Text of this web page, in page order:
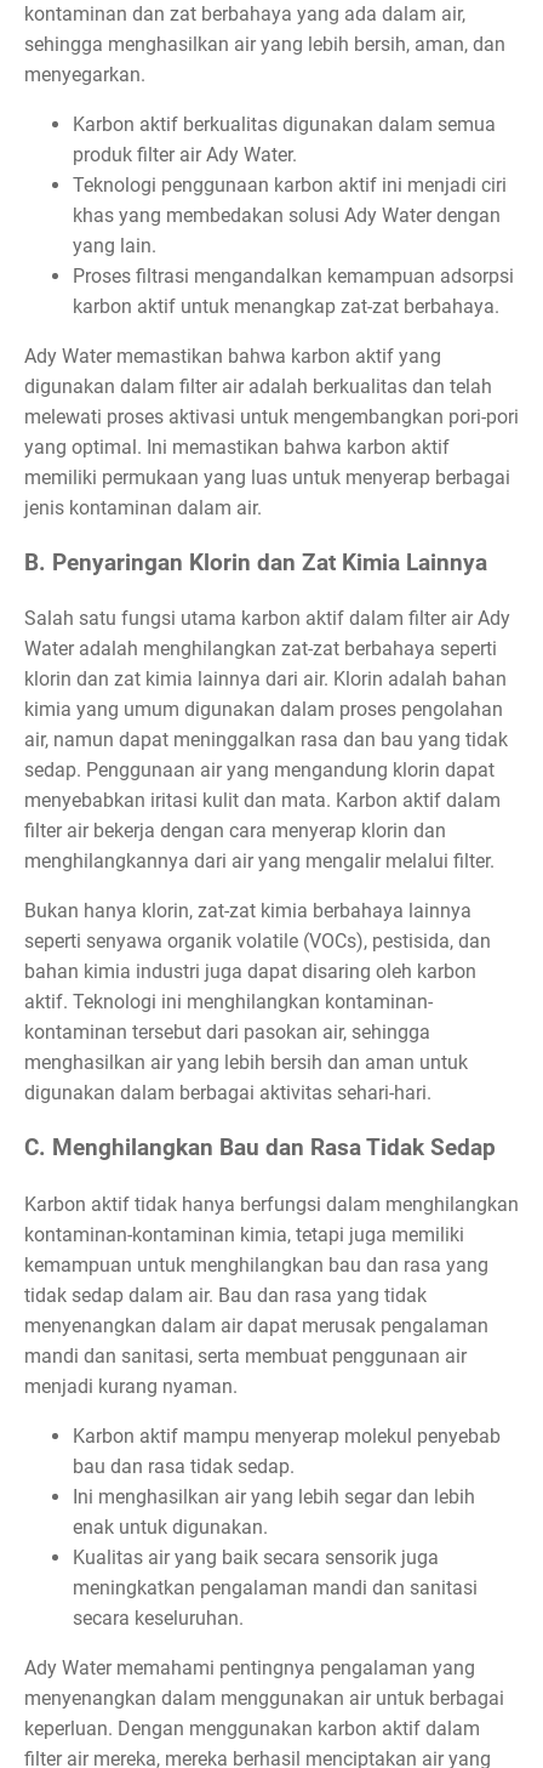
kontaminan dan zat berbahaya yang ada dalam air,
sehingga menghasilkan air yang lebih bersih, aman, dan
menyegarkan.
Karbon aktif berkualitas digunakan dalam semua
produk filter air Ady Water.
Teknologi penggunaan karbon aktif ini menjadi ciri
khas yang membedakan solusi Ady Water dengan
yang lain.
Proses filtrasi mengandalkan kemampuan adsorpsi
karbon aktif untuk menangkap zat-zat berbahaya.
Ady Water memastikan bahwa karbon aktif yang
digunakan dalam filter air adalah berkualitas dan telah
melewati proses aktivasi untuk mengembangkan pori-pori
yang optimal. Ini memastikan bahwa karbon aktif
memiliki permukaan yang luas untuk menyerap berbagai
jenis kontaminan dalam air.
B. Penyaringan Klorin dan Zat Kimia Lainnya
Salah satu fungsi utama karbon aktif dalam filter air Ady
Water adalah menghilangkan zat-zat berbahaya seperti
klorin dan zat kimia lainnya dari air. Klorin adalah bahan
kimia yang umum digunakan dalam proses pengolahan
air, namun dapat meninggalkan rasa dan bau yang tidak
sedap. Penggunaan air yang mengandung klorin dapat
menyebabkan iritasi kulit dan mata. Karbon aktif dalam
filter air bekerja dengan cara menyerap klorin dan
menghilangkannya dari air yang mengalir melalui filter.
Bukan hanya klorin, zat-zat kimia berbahaya lainnya
seperti senyawa organik volatile (VOCs), pestisida, dan
bahan kimia industri juga dapat disaring oleh karbon
aktif. Teknologi ini menghilangkan kontaminan-
kontaminan tersebut dari pasokan air, sehingga
menghasilkan air yang lebih bersih dan aman untuk
digunakan dalam berbagai aktivitas sehari-hari.
C. Menghilangkan Bau dan Rasa Tidak Sedap
Karbon aktif tidak hanya berfungsi dalam menghilangkan
kontaminan-kontaminan kimia, tetapi juga memiliki
kemampuan untuk menghilangkan bau dan rasa yang
tidak sedap dalam air. Bau dan rasa yang tidak
menyenangkan dalam air dapat merusak pengalaman
mandi dan sanitasi, serta membuat penggunaan air
menjadi kurang nyaman.
Karbon aktif mampu menyerap molekul penyebab
bau dan rasa tidak sedap.
Ini menghasilkan air yang lebih segar dan lebih
enak untuk digunakan.
Kualitas air yang baik secara sensorik juga
meningkatkan pengalaman mandi dan sanitasi
secara keseluruhan.
Ady Water memahami pentingnya pengalaman yang
menyenangkan dalam menggunakan air untuk berbagai
keperluan. Dengan menggunakan karbon aktif dalam
filter air mereka, mereka berhasil menciptakan air yang